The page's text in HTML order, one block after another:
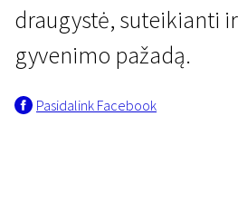
draugystė, suteikianti
gyvenimo pažadą.
Pasidalink Facebook